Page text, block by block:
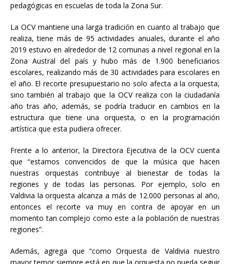
pedagógicas en escuelas de toda la Zona Sur.
La OCV mantiene una larga tradición en cuanto al trabajo que
realiza, tiene más de 95 actividades anuales, durante el año
2019 estuvo en alrededor de 12 comunas a nivel regional en la
Zona Austral del país y hubo más de 1.900 beneficiarios
escolares, realizando más de 30 actividades para escolares en
el año. El recorte presupuestario no solo afecta a la orquesta,
sino también al trabajo que la OCV realiza con la ciudadanía
año tras año, además, se podría traducir en cambios en la
estructura que tiene una orquesta, o en la programación
artística que esta pudiera ofrecer.
Frente a lo anterior, la Directora Ejecutiva de la OCV cuenta
que “estamos convencidos de que la música que hacen
nuestras orquestas contribuye al bienestar de todas la
regiones y de todas las personas. Por ejemplo, solo en
Valdivia la orquesta alcanza a más de 12.000 personas al año,
entonces el recorte va muy en contra de apoyar en un
momento tan complejo como este a la población de nuestras
regiones”.
Además, agrega que “como Orquesta de Valdivia nuestro